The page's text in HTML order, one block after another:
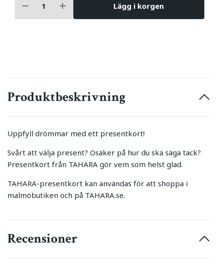
Lägg i korgen
Produktbeskrivning
Uppfyll drömmar med ett presentkort!
Svårt att välja present? Osäker på hur du ska säga tack?
Presentkort från TAHARA gör vem som helst glad.
TAHARA-presentkort kan användas för att shoppa i
malmöbutiken och på TAHARA.se.
Recensioner